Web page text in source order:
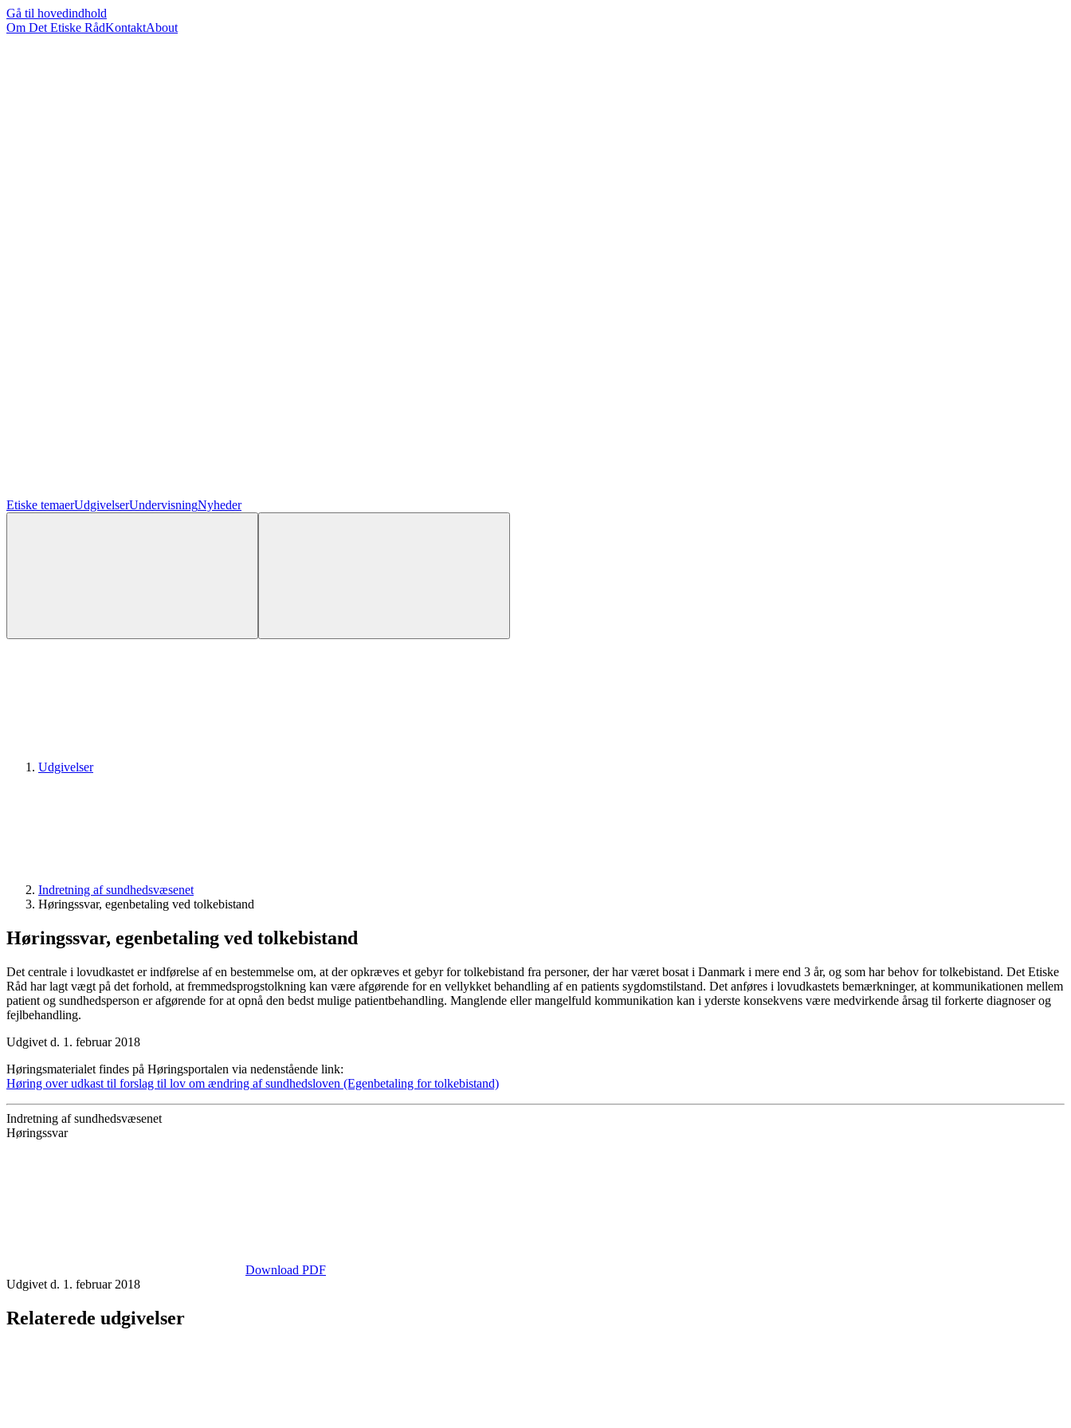
Gå til hovedindhold
Om Det Etiske RådKontaktAbout
Etiske temaerUdgivelserUndervisningNyheder
Udgivelser
Indretning af sundhedsvæsenet
Høringssvar, egenbetaling ved tolkebistand
Høringssvar, egenbetaling ved tolkebistand
Det centrale i lovudkastet er indførelse af en bestemmelse om, at der opkræves et gebyr for tolkebistand fra personer, der har været bosat i Danmark i mere end 3 år, og som har behov for tolkebistand. Det Etiske
Råd har lagt vægt på det forhold, at fremmedsprogstolkning kan være afgørende for en vellykket behandling af en patients sygdomstilstand. Det anføres i lovudkastets bemærkninger, at kommunikationen mellem
patient og sundhedsperson er afgørende for at opnå den bedst mulige patientbehandling. Manglende eller mangelfuld kommunikation kan i yderste konsekvens være medvirkende årsag til forkerte diagnoser og
fejlbehandling.
Udgivet d. 1. februar 2018
Høringsmaterialet findes på Høringsportalen via nedenstående link:
Høring over udkast til forslag til lov om ændring af sundhedsloven (Egenbetaling for tolkebistand)
Indretning af sundhedsvæsenet
Høringssvar
Download PDF
Udgivet d. 1. februar 2018
Relaterede udgivelser